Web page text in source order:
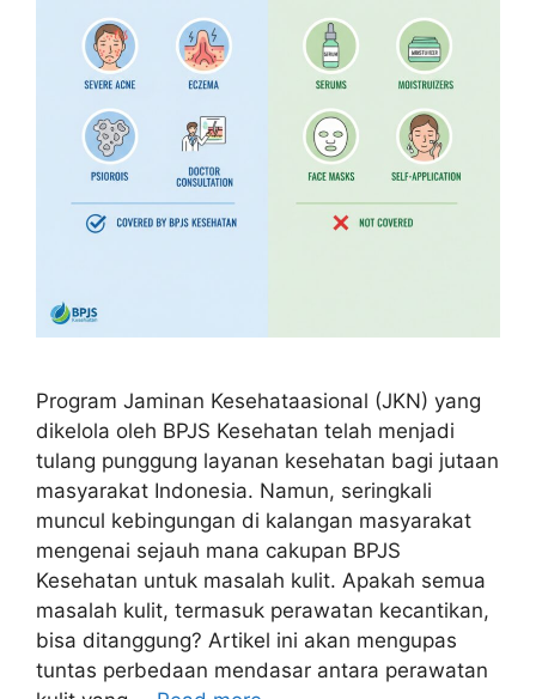
Program Jaminan Kesehataasional (JKN) yang
dikelola oleh BPJS Kesehatan telah menjadi
tulang punggung layanan kesehatan bagi jutaan
masyarakat Indonesia. Namun, seringkali
muncul kebingungan di kalangan masyarakat
mengenai sejauh mana cakupan BPJS
Kesehatan untuk masalah kulit. Apakah semua
masalah kulit, termasuk perawatan kecantikan,
bisa ditanggung? Artikel ini akan mengupas
tuntas perbedaan mendasar antara perawatan